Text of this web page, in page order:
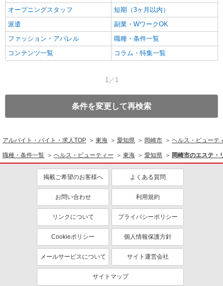
オープニングスタッフ
短期（3ヶ月以内）
派遣
副業・WワークOK
ファッション・アパレル
職種・条件一覧
コンテンツ一覧
コラム・特集一覧
1／1
条件を変更して再検索
アルバイト・バイト・求人TOP 東海 愛知県 岡崎市 ヘルス・ビューテ
職種・条件一覧 ヘルス・ビューティー 東海 愛知県 岡崎市のエステ・
掲載ご希望のお客様へ よくある質問
お問い合わせ 利用規約
リンクについて プライバシーポリシー
Cookieポリシー 個人情報保護方針
メールサービスについて サイト運営会社
サイトマップ